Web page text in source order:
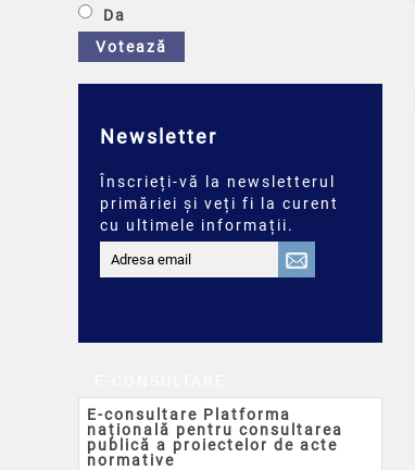
Da
Votează
Newsletter
Înscrieți-vă la newsletterul
primăriei și veți fi la curent
cu ultimele informații.
E-consultare Platforma
națională pentru consultarea
publică a proiectelor de acte
normative